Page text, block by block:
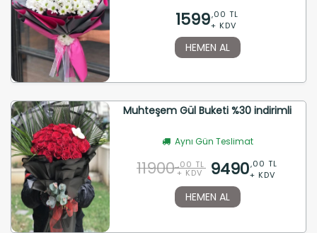
1599,00 TL
+ KDV
HEMEN AL
Muhteşem Gül Buketi %30 indirimli
Aynı Gün Teslimat
11900 ,00 TL
+ KDV 9490,00 TL
+ KDV
HEMEN AL